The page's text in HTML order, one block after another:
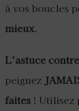
à vos boucles
mieux.
L’astuce
peignez
faites ! Utilisez